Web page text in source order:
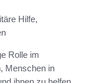
Hilfe,
Rolle im
Menschen in